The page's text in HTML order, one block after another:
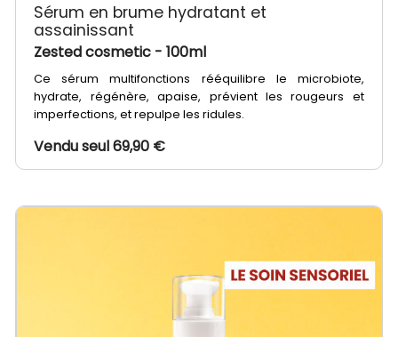
Sérum en brume hydratant et
assainissant
Zested cosmetic - 100ml
Ce sérum multifonctions rééquilibre le microbiote,
hydrate, régénère, apaise, prévient les rougeurs et
imperfections, et repulpe les ridules.
Vendu seul 69,90 €